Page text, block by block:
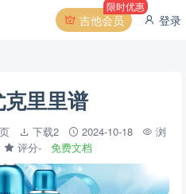
吉他会员
限时优惠
登录
里里谱
下载2 2024-10-18
浏
评分- 免费文档